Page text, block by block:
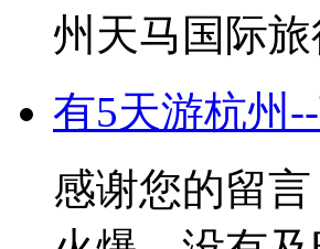
州天马国际
有5天游杭州
感谢您的留